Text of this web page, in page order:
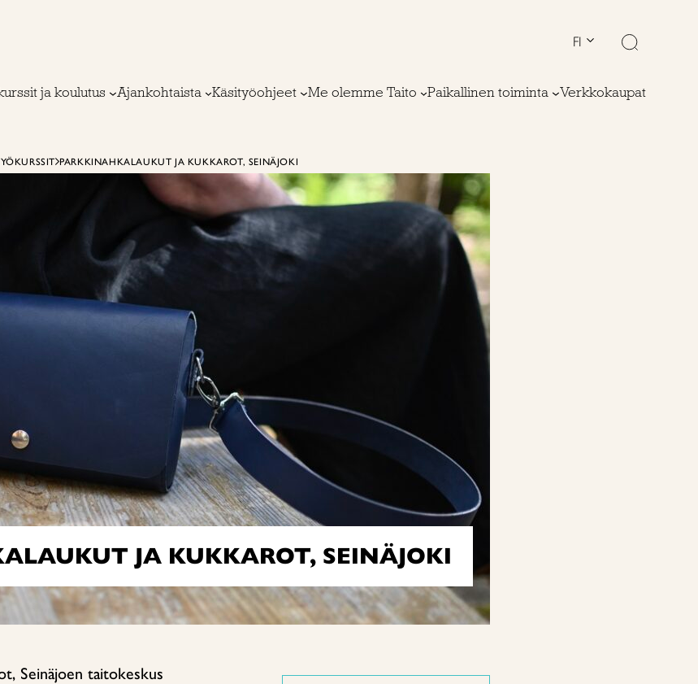
FI
ja koulutus Ajankohtaista Käsityöohjeet Me olemme Taito Paikallinen toiminta Verkkokaupat
PARKKINAHKALAUKUT JA KUKKAROT, SEINÄJOKI
JA KUKKAROT, SEINÄJOKI
Seinäjoen taitokeskus